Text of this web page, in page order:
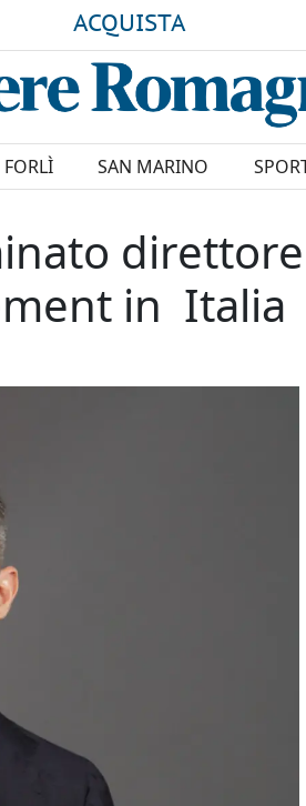
ACQUISTA
FORLÌ SAN MARINO
in Italia